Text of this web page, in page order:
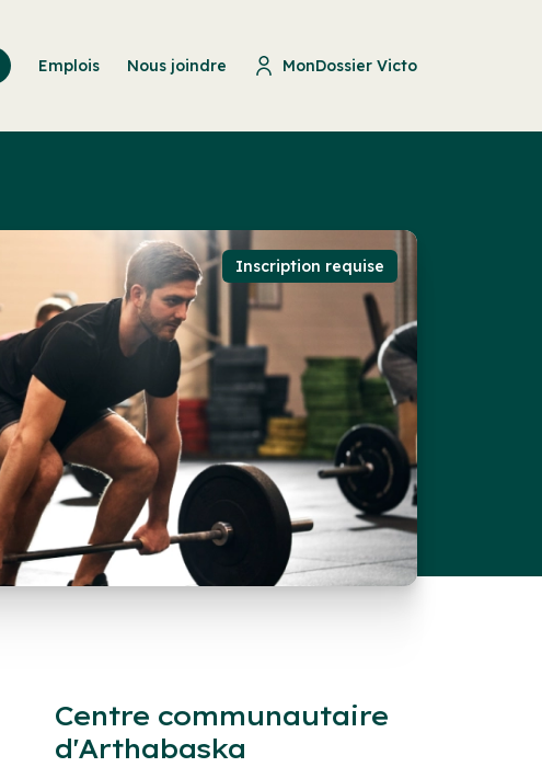
Emplois Nous joindre MonDossier Victo
Inscription requise
Centre communautaire
d'Arthabaska